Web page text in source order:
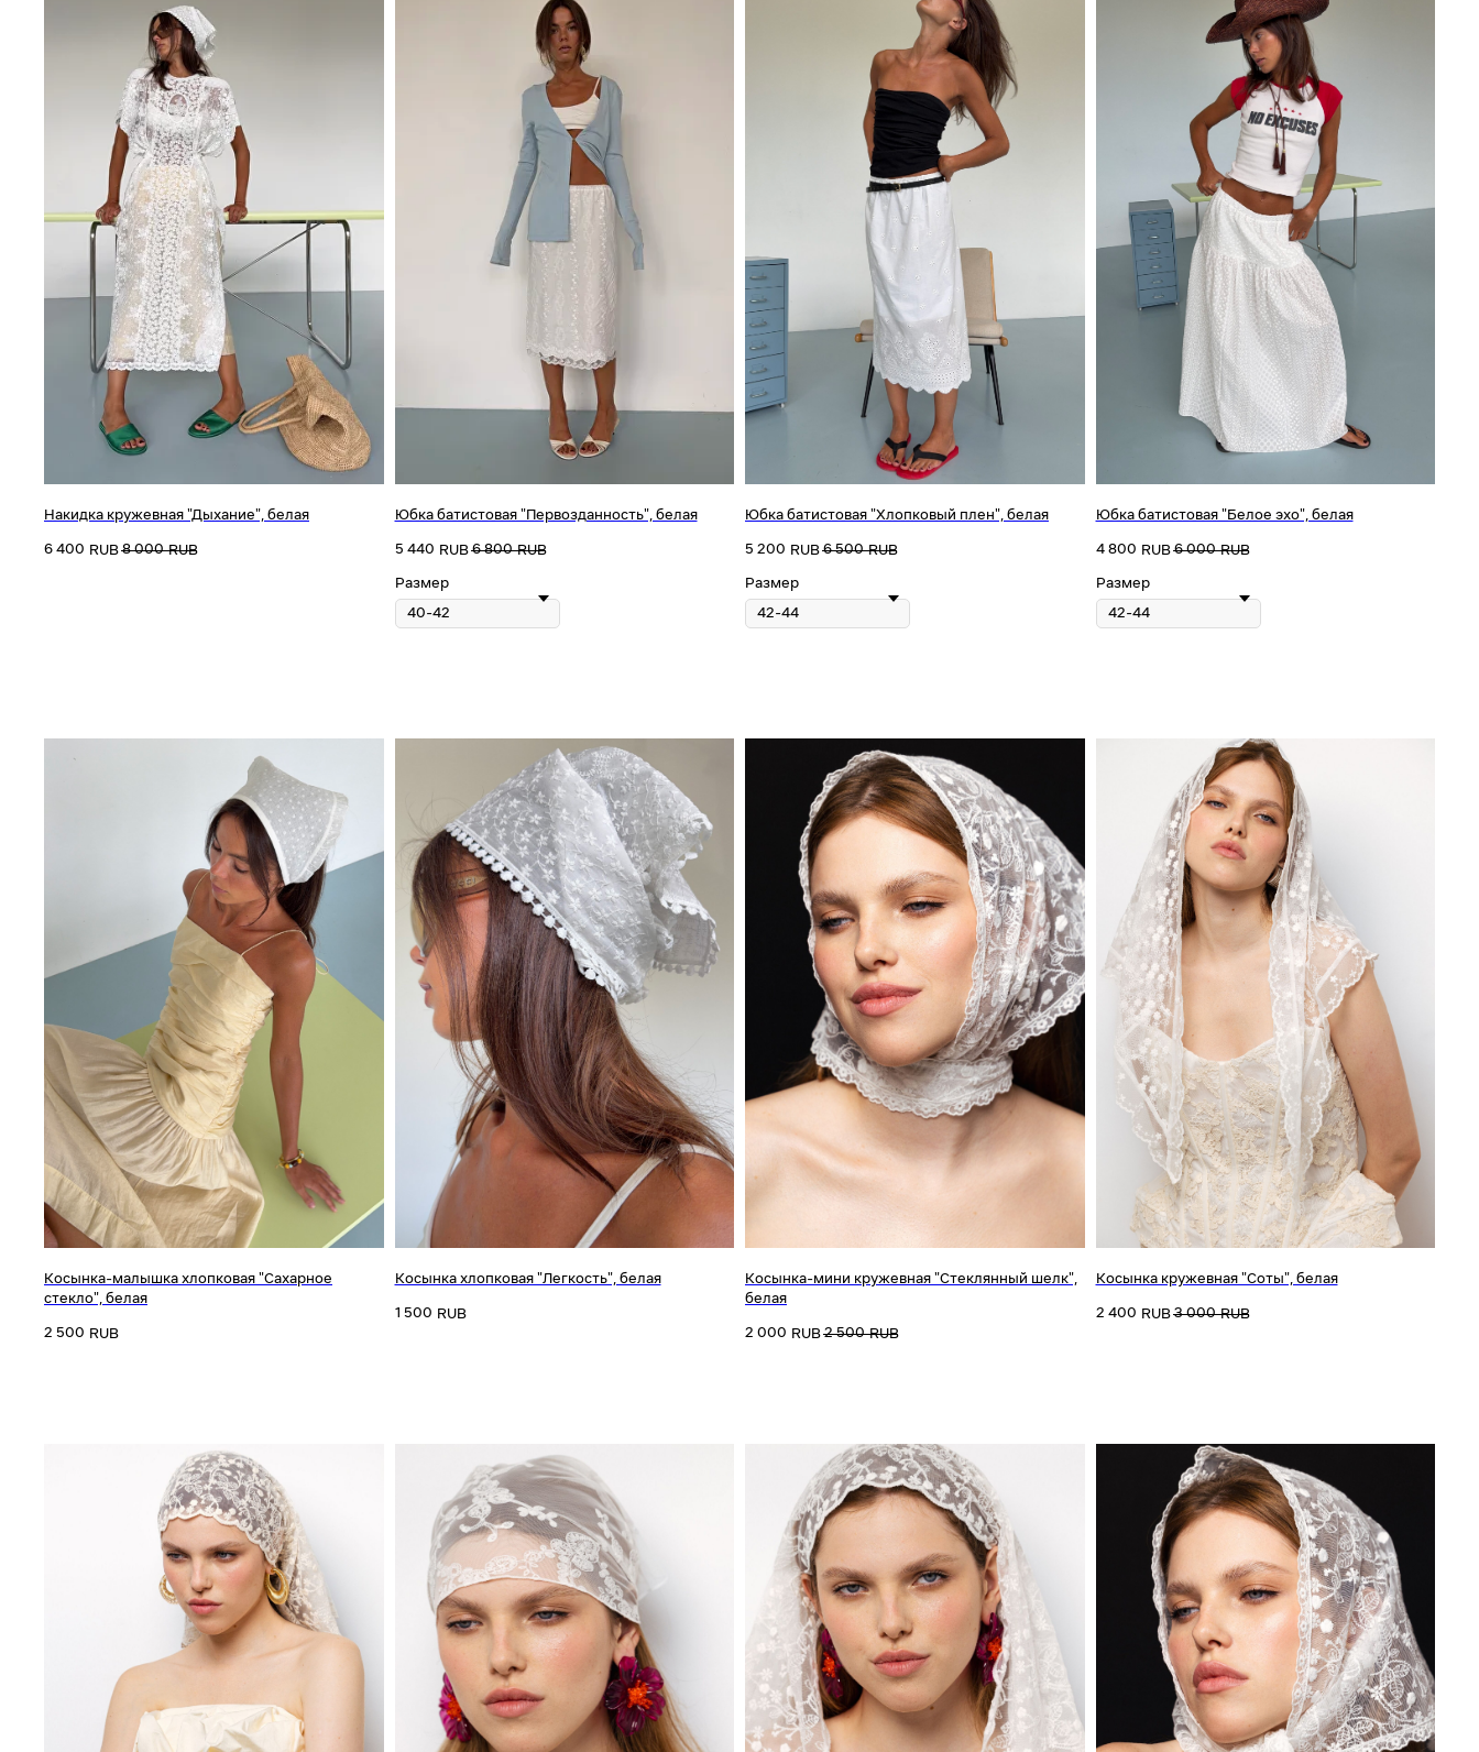
Ажурные косынки
Шерсть и пух
Winter Sale
Exclusive
Winter Sale
Шерсть и пух
Накидка кружевная "Дыхание", белая
6 400 RUB 8 000 RUB
Юбка батистовая "Первозданность", белая
5 440 RUB 6 800 RUB
Размер
Юбка батистовая "Хлопковый плен", белая
5 200 RUB 6 500 RUB
Размер
Юбка батистовая "Белое эхо", белая
4 800 RUB 6 000 RUB
Размер
Косынка-малышка хлопковая "Сахарное
стекло", белая
2 500 RUB
Косынка хлопковая "Легкость", белая
1 500 RUB
Косынка-мини кружевная "Стеклянный шелк",
белая
2 000 RUB 2 500 RUB
Косынка кружевная "Соты", белая
2 400 RUB 3 000 RUB